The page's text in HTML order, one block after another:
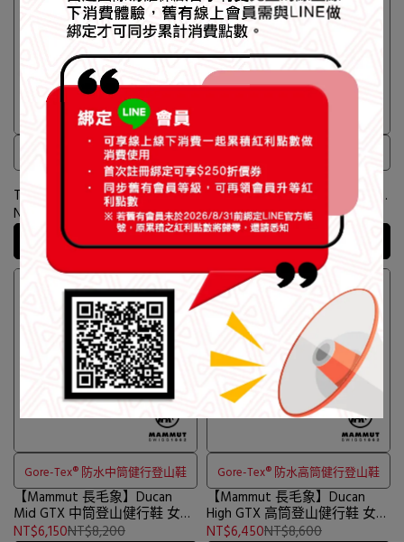
Gore-Tex® 防水低筒輕量野跑鞋
【Mammut 長毛象】Saentis
TR Low GTX Women Gore-Tex
低筒輕量野跑鞋 女款 黑色
#3030-05090
NT$6,980
加入購物車
【Mammut 長毛象】Nova IV
Mid GTX Women 防水中筒皮
革登山鞋 女款 棕/杏桃白蘭地
#3030-04730
NT$7,900
加入購物車
Gore-Tex® 防水中筒健行登山鞋
【Mammut 長毛象】Ducan
Mid GTX 中筒登山健行鞋 女款
幻影黑 #3030-03551
NT$6,150NT$8,200
Gore-Tex® 防水高筒健行登山鞋
【Mammut 長毛象】Ducan
High GTX 高筒登山健行鞋 女款
幻影黑/桃紅 #3030-03481
NT$6,450NT$8,600